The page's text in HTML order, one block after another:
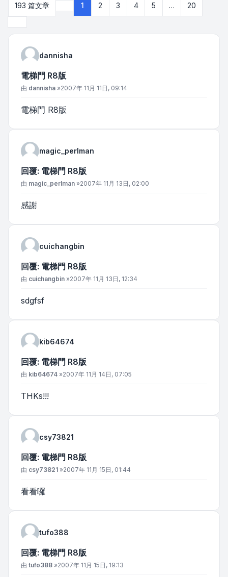
193 篇文章
第1 頁 (共 20 頁)
1 2 3 4 5 …
20
dannisha
電梯門 R8版
文章
由 dannisha »2007年 11月 11日, 09:14
電梯門 R8版
magic_perlman
回覆: 電梯門 R8版
文章
由 magic_perlman »2007年 11月 13日, 02:00
感謝
cuichangbin
回覆: 電梯門 R8版
文章
由 cuichangbin »2007年 11月 13日, 12:34
sdgfsf
kib64674
回覆: 電梯門 R8版
文章
由 kib64674 »2007年 11月 14日, 07:05
THKs!!!
csy73821
回覆: 電梯門 R8版
文章
由 csy73821 »2007年 11月 15日, 01:44
看看囉
tufo388
回覆: 電梯門 R8版
文章
由 tufo388 »2007年 11月 15日, 19:13